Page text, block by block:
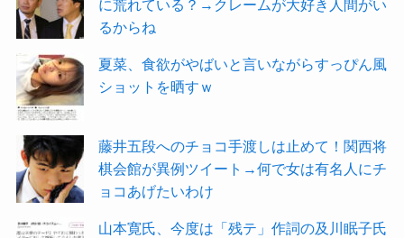
に荒れている？→クレームが大好き人間がい
るからね
夏菜、食欲がやばいと言いながらすっぴん風
ショットを晒すｗ
藤井五段へのチョコ手渡しは止めて！関西将
棋会館が異例ツイート→何で女は有名人にチ
ョコあげたいわけ
山本寛氏、今度は「残テ」作詞の及川眠子氏